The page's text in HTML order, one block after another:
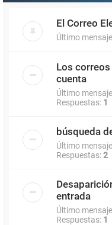
El Correo
Último
Los
cuenta
Último
Respuestas: 1
búsqueda
Último
Respuestas:2
entrada
Último
Respuestas: 1